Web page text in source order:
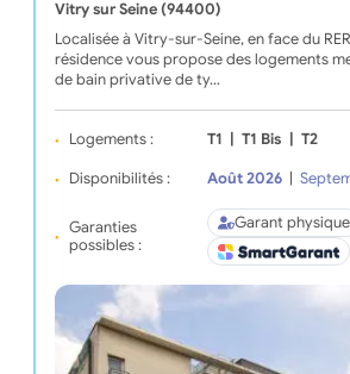
Vitry sur Seine (94400)
Localisée à Vitry-sur-Seine, en face du
résidence vous propose des logements
de bain privative de ty…
Logements : T1 T1 Bis T2
Disponibilités : Août 2026
Garanties
possibles :
Garant physique